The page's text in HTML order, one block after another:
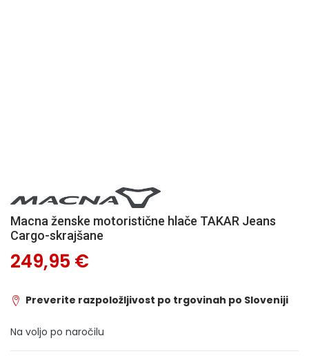
Macna ženske motoristične hlače TAKAR Jeans
Cargo-skrajšane
249,95 €
Preverite razpoložljivost po trgovinah po Sloveniji
Na voljo po naročilu